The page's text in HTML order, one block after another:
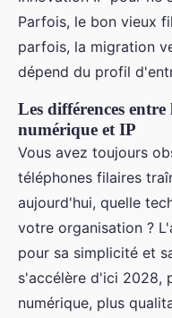
Parfois, le bon vieux
parfois, la migration
dépend du profil
Les différences
numérique et IP
Vous avez toujours
téléphones filaires
aujourd'hui, quelle
votre organisation ?
pour sa simplicité et
s'accélère d'ici 2028,
numérique, plus